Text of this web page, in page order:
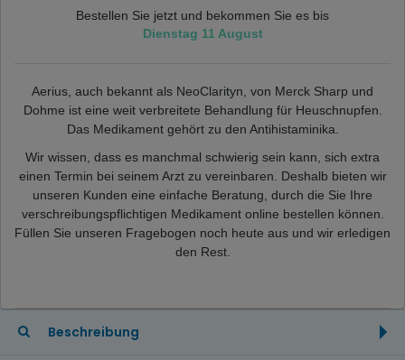
Bestellen Sie jetzt und bekommen Sie es bis
Dienstag 11 August
Aerius, auch bekannt als NeoClarityn, von Merck Sharp und
Dohme ist eine weit verbreitete Behandlung für Heuschnupfen.
Das Medikament gehört zu den Antihistaminika.
Wir wissen, dass es manchmal schwierig sein kann, sich extra
einen Termin bei seinem Arzt zu vereinbaren. Deshalb bieten wir
unseren Kunden eine einfache Beratung, durch die Sie Ihre
verschreibungspflichtigen Medikament online bestellen können.
Füllen Sie unseren Fragebogen noch heute aus und wir erledigen
den Rest.
Beschreibung